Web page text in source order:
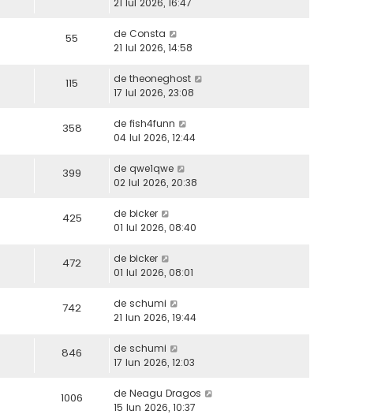
21 Iul 2026, 16:47
55 de Consta
21 Iul 2026, 14:58
115 de theoneghost
17 Iul 2026, 23:08
358 de fish4funn
04 Iul 2026, 12:44
399 de qwe1qwe
02 Iul 2026, 20:38
425 de bicker
01 Iul 2026, 08:40
472 de bicker
01 Iul 2026, 08:01
742 de schumi
21 Iun 2026, 19:44
846 de schumi
17 Iun 2026, 12:03
1006 de Neagu Dragos
15 Iun 2026, 10:37